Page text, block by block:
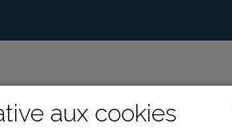
aux cookies